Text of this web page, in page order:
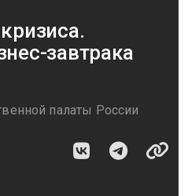
завтрака
палаты России